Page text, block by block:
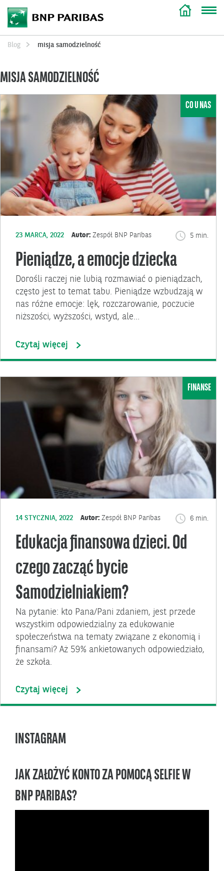
Blog misja samodzielność
MISJA SAMODZIELNOŚĆ
CO U NAS
23 MARCA, 2022 Autor: Zespół BNP Paribas 5 min.
Pieniądze, a emocje dziecka
Dorośli raczej nie lubią rozmawiać o pieniądzach,
często jest to temat tabu. Pieniądze wzbudzają w
nas różne emocje: lęk, rozczarowanie, poczucie
niższości, wyższości, wstyd, ale…
Czytaj więcej
FINANSE
14 STYCZNIA, 2022 Autor: Zespół BNP Paribas 6 min.
Edukacja finansowa dzieci. Od
czego zacząć bycie
Samodzielniakiem?
Na pytanie: kto Pana/Pani zdaniem, jest przede
wszystkim odpowiedzialny za edukowanie
społeczeństwa na tematy związane z ekonomią i
finansami? Aż 59% ankietowanych odpowiedziało,
że szkoła.
Czytaj więcej
INSTAGRAM
JAK ZAŁOŻYĆ KONTO ZA POMOCĄ SELFIE W
BNP PARIBAS?